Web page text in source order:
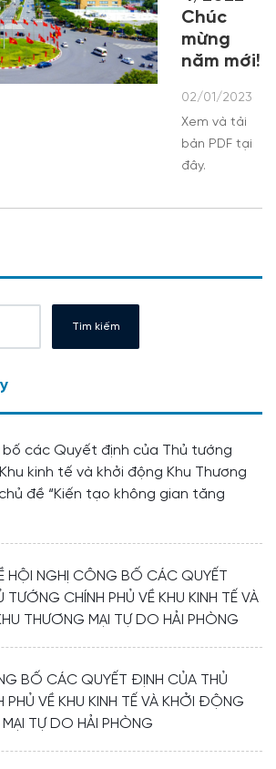
Chúc
mừng
năm mới!
02/01/2023
Xem và tải
bản PDF tại
đây.
Tìm kiếm
bố các Quyết định của Thủ tướng
kinh tế và khởi động Khu Thương
đề “Kiến tạo không gian tăng
HỘI NGHỊ CÔNG BỐ CÁC QUYẾT
CHÍNH PHỦ VỀ KHU KINH TẾ VÀ
THƯƠNG MẠI TỰ DO HẢI PHÒNG
BỐ CÁC QUYẾT ĐỊNH CỦA THỦ
PHỦ VỀ KHU KINH TẾ VÀ KHỞI ĐỘNG
TỰ DO HẢI PHÒNG